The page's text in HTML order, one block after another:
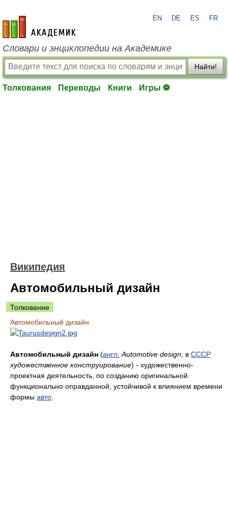
academic.ru
EN DE ES FR
Словари и энциклопедии на Академике
Найти!
Толкования Переводы Книги Игры ⚽
Википедия
Автомобильный дизайн
Толкование
Автомобильный дизайн
Автомобильный дизайн (англ. Automotive design , в СССР
художественное конструирование) - художественно-
проектная деятельность, по созданию оригинальной
функционально оправданной, устойчивой к влиянием времени
формы авто